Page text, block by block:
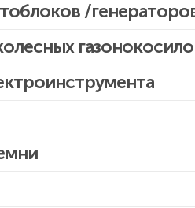
/
шуруповертов
и отбойных молотков